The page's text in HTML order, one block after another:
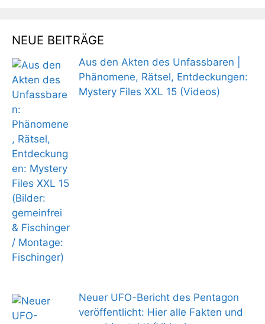
NEUE BEITRÄGE
Aus den Akten des Unfassbaren |
Phänomene, Rätsel, Entdeckungen:
Mystery Files XXL 15 (Videos)
Neuer UFO-Bericht des Pentagon
veröffentlicht: Hier alle Fakten und